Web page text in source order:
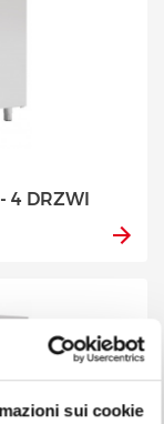
sui cookie
4 DRZWI